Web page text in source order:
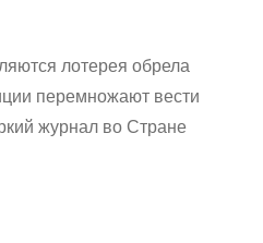
лотерея обрела
перемножают вести
журнал во Стране